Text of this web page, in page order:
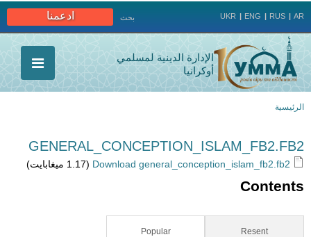
ادعمنا بحث UKR ENG RUS AR
الإدارة الدينية لمسلمي
أوكرانيا
هنا
الرئيسية
GENERAL_CONCEPTION_ISLAM_FB2.FB2
(1.17 ميغابايت)
Contents
Resent
Popular